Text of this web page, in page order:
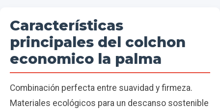
Características
principales del colchon
economico la palma
Combinación perfecta entre suavidad y firmeza.
Materiales ecológicos para un descanso sostenible